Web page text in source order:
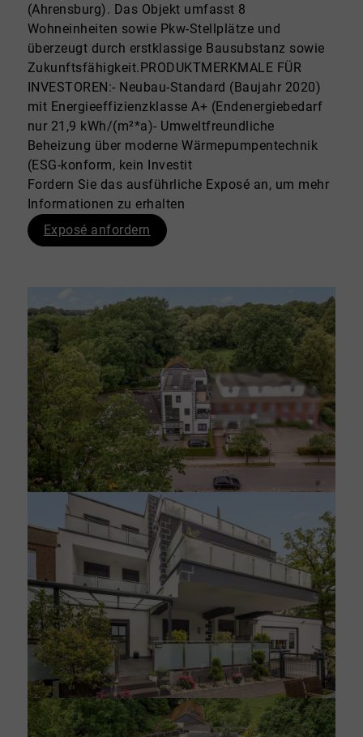
(Ahrensburg). Das Objekt umfasst 8
Wohneinheiten sowie Pkw-Stellplätze und
überzeugt durch erstklassige Bausubstanz sowie
Zukunftsfähigkeit.PRODUKTMERKMALE FÜR
INVESTOREN:- Neubau-Standard (Baujahr 2020)
mit Energieeffizienzklasse A+ (Endenergiebedarf
nur 21,9 kWh/(m²*a)- Umweltfreundliche
Beheizung über moderne Wärmepumpentechnik
(ESG-konform, kein Investit
Fordern Sie das ausführliche Exposé an, um mehr
Informationen zu erhalten
Exposé anfordern